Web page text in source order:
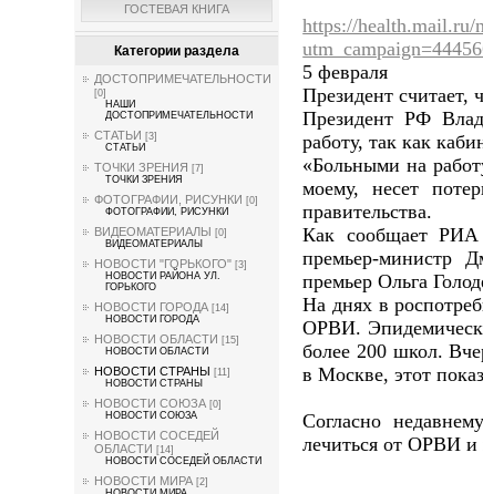
ГОСТЕВАЯ КНИГА
Категории раздела
ДОСТОПРИМЕЧАТЕЛЬНОСТИ
[0]
НАШИ
ДОСТОПРИМЕЧАТЕЛЬНОСТИ
СТАТЬИ [3]
СТАТЬИ
ТОЧКИ ЗРЕНИЯ [7]
ТОЧКИ ЗРЕНИЯ
ФОТОГРАФИИ, РИСУНКИ [0]
ФОТОГРАФИИ, РИСУНКИ
ВИДЕОМАТЕРИАЛЫ [0]
ВИДЕОМАТЕРИАЛЫ
НОВОСТИ "ГОРЬКОГО" [3]
НОВОСТИ РАЙОНА УЛ.
ГОРЬКОГО
НОВОСТИ ГОРОДА [14]
НОВОСТИ ГОРОДА
НОВОСТИ ОБЛАСТИ [15]
НОВОСТИ ОБЛАСТИ
НОВОСТИ СТРАНЫ [11]
НОВОСТИ СТРАНЫ
НОВОСТИ СОЮЗА [0]
НОВОСТИ СОЮЗА
НОВОСТИ СОСЕДЕЙ
ОБЛАСТИ [14]
НОВОСТИ СОСЕДЕЙ ОБЛАСТИ
НОВОСТИ МИРА [2]
https://health.mail.ru/
5 февраля
Президент считает,
Президент РФ
работу, так как
«Больными на
моему, несет
правительства.
Как сообщает РИА
премьер-министр
премьер Ольга
На днях в
ОРВИ.
более 200 школ.
в Москве, этот
Согласно
лечиться от ОРВИ и